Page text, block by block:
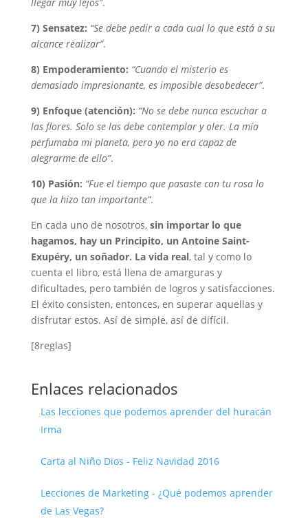
7) Sensatez: “Se debe pedir a cada cual lo que está a su
alcance realizar”.
8) Empoderamiento: “Cuando el misterio es
demasiado impresionante, es imposible desobedecer”.
9) Enfoque (atención): “No se debe nunca escuchar a
las flores. Solo se las debe contemplar y oler. La mía
perfumaba mi planeta, pero yo no era capaz de
alegrarme de ello”.
10) Pasión: “Fue el tiempo que pasaste con tu rosa lo
que la hizo tan importante”.
En cada uno de nosotros, sin importar lo que
hagamos, hay un Principito, un Antoine Saint-
Exupéry, un soñador. La vida real, tal y como lo
cuenta el libro, está llena de amarguras y
dificultades, pero también de logros y satisfacciones.
El éxito consisten, entonces, en superar aquellas y
disfrutar estos. Así de simple, así de difícil.
[8reglas]
Enlaces relacionados
Las lecciones que podemos aprender del huracán
Irma
Carta al Niño Dios - Feliz Navidad 2016
Lecciones de Marketing - ¿Qué podemos aprender
de Las Vegas?